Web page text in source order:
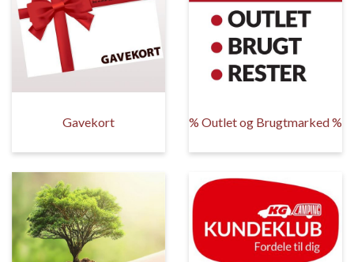
Gavekort % Outlet og Brugtmarked %